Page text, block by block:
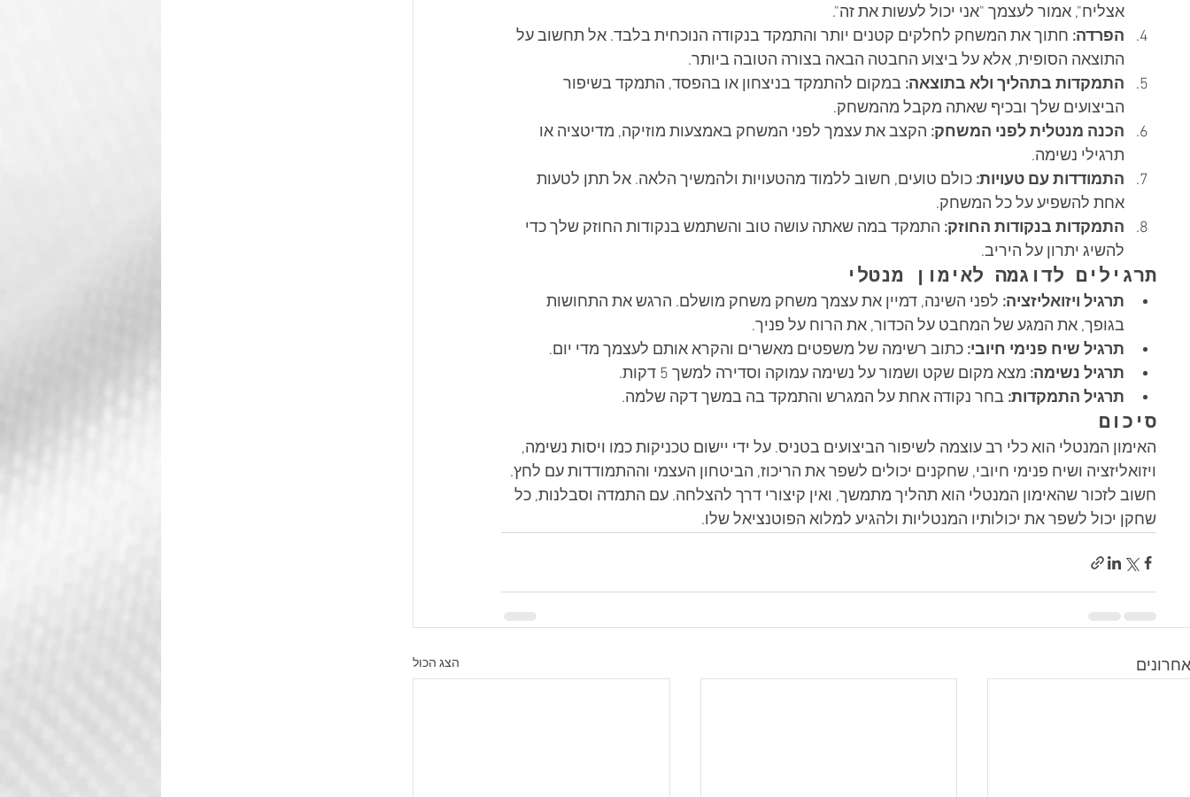
אצליח", אמור לעצמך "אני יכול לעשות את זה".
הפרדה: חתוך את המשחק לחלקים קטנים יותר והתמקד בנקודה הנוכחית בלבד. אל תחשוב על
התוצאה הסופית, אלא על ביצוע החבטה הבאה בצורה הטובה ביותר.
התמקדות בתהליך ולא בתוצאה: במקום להתמקד בניצחון או בהפסד, התמקד בשיפור
הביצועים שלך ובכיף שאתה מקבל מהמשחק.
הכנה מנטלית לפני המשחק: הקצב את עצמך לפני המשחק באמצעות מוזיקה, מדיטציה או
תרגילי נשימה.
התמודדות עם טעויות: כולם טועים, חשוב ללמוד מהטעויות ולהמשיך הלאה. אל תתן לטעות
אחת להשפיע על כל המשחק.
התמקדות בנקודות החוזק: התמקד במה שאתה עושה טוב והשתמש בנקודות החוזק שלך כדי
להשיג יתרון על היריב.
תרגילים לדוגמה לאימון מנטלי
תרגיל ויזואליזציה: לפני השינה, דמיין את עצמך משחק משחק מושלם. הרגש את התחושות
בגופך, את המגע של המחבט על הכדור, את הרוח על פניך.
תרגיל שיח פנימי חיובי: כתוב רשימה של משפטים מאשרים והקרא אותם לעצמך מדי יום.
תרגיל נשימה: מצא מקום שקט ושמור על נשימה עמוקה וסדירה למשך 5 דקות.
תרגיל התמקדות: בחר נקודה אחת על המגרש והתמקד בה במשך דקה שלמה.
סיכום
האימון המנטלי הוא כלי רב עוצמה לשיפור הביצועים בטניס. על ידי יישום טכניקות כמו ויסות נשימה,
ויזואליזציה ושיח פנימי חיובי, שחקנים יכולים לשפר את הריכוז, הביטחון העצמי וההתמודדות עם לחץ.
חשוב לזכור שהאימון המנטלי הוא תהליך מתמשך, ואין קיצורי דרך להצלחה. עם התמדה וסבלנות, כל
שחקן יכול לשפר את יכולותיו המנטליות ולהגיע למלוא הפוטנציאל שלו.
הצג הכול